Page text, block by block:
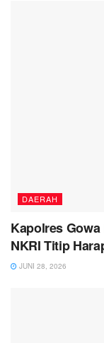
DAERAH
Kapolres
NKRI Titip
JUNI 28, 2026